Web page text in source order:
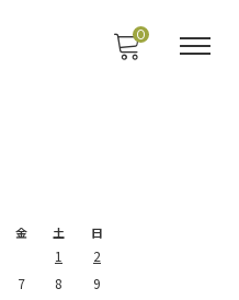
0
金 土 日
1
2
7 8
9